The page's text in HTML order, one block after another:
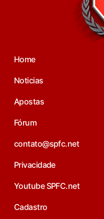
Home
Noticias
Apostas
Fórum
contato@spfc.net
Privacidade
Youtube SPFC.net
Cadastro